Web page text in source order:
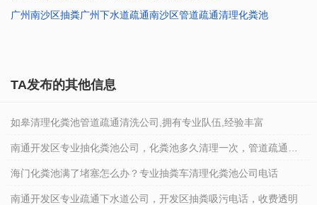
2026-04-18 08:44:10
广州南沙区抽粪广州下水道疏通南沙区管道疏通清理化粪池
TA发布的其他信息
如皋清理化粪池管道疏通清洗公司,拥有专业队伍,经验丰富
南通开发区专业抽化粪池公司，化粪池多久清理一次，管道疏通电
话
海门化粪池满了堵塞怎么办？专业抽粪车清理化粪池公司电话
南通开发区专业疏通下水道公司，开发区抽粪吸污电话，收费透明